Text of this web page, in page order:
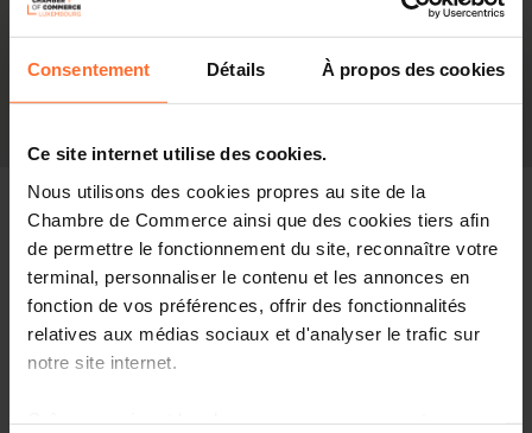
Consentement Détails À propos des cookies
Ce site internet utilise des cookies.
Nous utilisons des cookies propres au site de la
Chambre de Commerce ainsi que des cookies tiers afin
de permettre le fonctionnement du site, reconnaître votre
terminal, personnaliser le contenu et les annonces en
fonction de vos préférences, offrir des fonctionnalités
relatives aux médias sociaux et d'analyser le trafic sur
notre site internet.
Pressespiegel
Diesen Artikel teilen